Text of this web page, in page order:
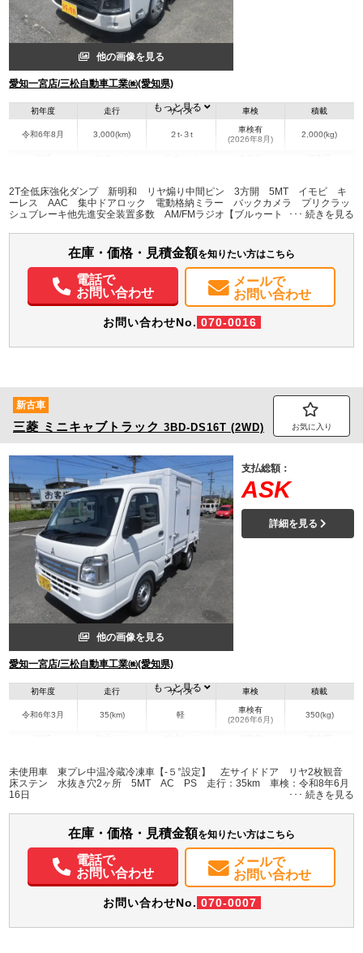
他の画像を見る
愛知一宮店/三松自動車工業㈱(愛知県)
初年度
令和6年8月
走行
3,000(km)
サイズ
２t-３t
車検
車検有
(2026年8月)
積載
2,000(kg)
愛知県
W:1,590
H:300
W:1,690
H:1,970
パワステ パワーウィンドウ ABS エアバッグ
集中ドアロック
電動格納ミラー
バックモニター
もっと見る
2T全低床強化ダンプ 新明和 リヤ煽り中間ピン 3方開 5MT イモビ キ
ーレス AAC 集中ドアロック 電動格納ミラー バックカメラ プリクラッ
シュブレーキ他先進安全装置多数 AM/FMラジオ【ブルゥートゥース】 フォ
在庫・価格・見積金額を知りたい方はこちら
電話で
お問い合わせ
メールで
お問い合わせ
お問い合わせNo. 070-0016
新古車
三菱 ミニキャブトラック 3BD-DS16T (2WD) お気に入り
他の画像を見る
愛知一宮店/三松自動車工業㈱(愛知県)
支払総額：
ASK
詳細を見る
初年度
令和6年3月
走行
35(km)
サイズ
軽
車検
車検有
(2026年6月)
積載
350(kg)
愛知県
W:1,330
H:1,170
W:1,470
H:1,940
無
パワステ ABS
もっと見る
未使用車 東プレ中温冷蔵冷凍車【-５°設定】 左サイドドア リヤ2枚観音
床ステン 水抜き穴2ヶ所 5MT AC PS 走行：35km 車検：令和8年6月
16日
在庫・価格・見積金額を知りたい方はこちら
電話で
お問い合わせ
メールで
お問い合わせ
お問い合わせNo. 070-0007